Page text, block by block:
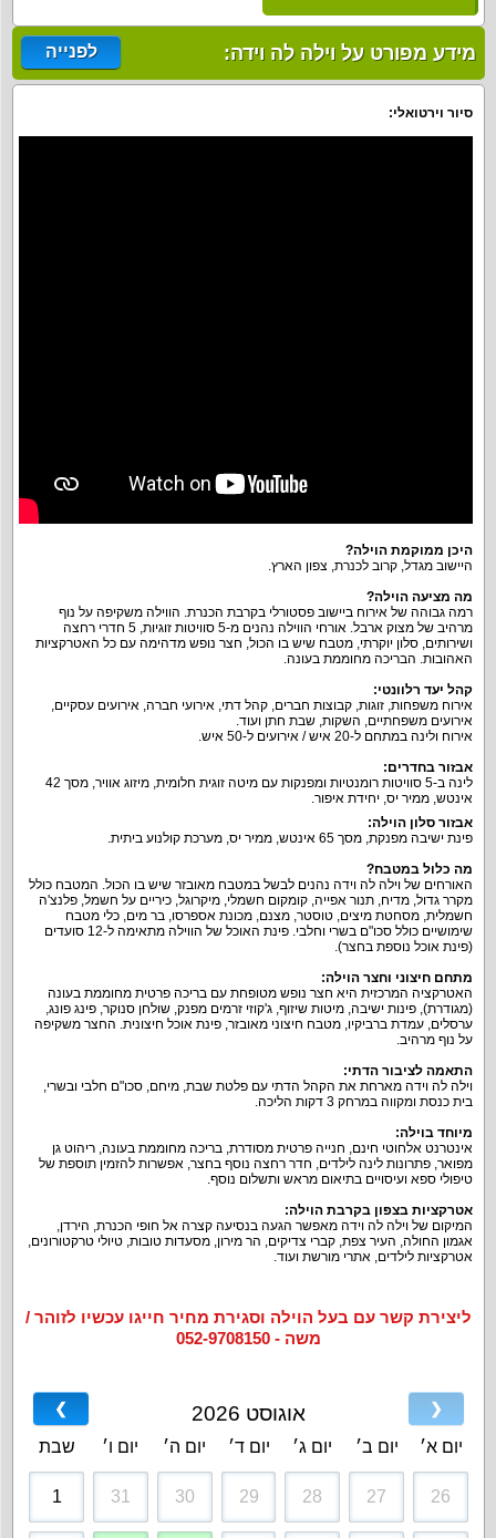
מידע מפורט על וילה לה וידה: לפנייה
סיור וירטואלי:
היכן ממוקמת הוילה?
היישוב מגדל, קרוב לכנרת, צפון הארץ.
מה מציעה הוילה?
רמה גבוהה של אירוח ביישוב פסטורלי בקרבת הכנרת. הווילה משקיפה על נוף
מרהיב של מצוק ארבל. אורחי הווילה נהנים מ-5 סוויטות זוגיות, 5 חדרי רחצה
ושירותים, סלון יוקרתי, מטבח שיש בו הכול, חצר נופש מדהימה עם כל האטרקציות
האהובות. הבריכה מחוממת בעונה.
קהל יעד רלוונטי:
אירוח משפחות, זוגות, קבוצות חברים, קהל דתי, אירועי חברה, אירועים עסקיים,
אירועים משפחתיים, השקות, שבת חתן ועוד.
אירוח ולינה במתחם ל-20 איש / אירועים ל-50 איש.
אבזור בחדרים:
לינה ב-5 סוויטות רומנטיות ומפנקות עם מיטה זוגית חלומית, מיזוג אוויר, מסך 42
אינטש, ממיר יס, יחידת איפור.
אבזור סלון הוילה:
פינת ישיבה מפנקת, מסך 65 אינטש, ממיר יס, מערכת קולנוע ביתית.
מה כלול במטבח?
האורחים של וילה לה וידה נהנים לבשל במטבח מאובזר שיש בו הכול. המטבח כולל
מקרר גדול, מדיח, תנור אפייה, קומקום חשמלי, מיקרוגל, כיריים על חשמל, פלנצ'ה
חשמלית, מסחטת מיצים, טוסטר, מצנם, מכונת אספרסו, בר מים, כלי מטבח
שימושיים כולל סכו"ם בשרי וחלבי. פינת האוכל של הווילה מתאימה ל-12 סועדים
(פינת אוכל נוספת בחצר).
מתחם חיצוני וחצר הוילה:
האטרקציה המרכזית היא חצר נופש מטופחת עם בריכה פרטית מחוממת בעונה
(מגודרת), פינות ישיבה, מיטות שיזוף, ג'קוזי זרמים מפנק, שולחן סנוקר, פינג פונג,
ערסלים, עמדת ברביקיו, מטבח חיצוני מאובזר, פינת אוכל חיצונית. החצר משקיפה
על נוף מרהיב.
התאמה לציבור הדתי:
וילה לה וידה מארחת את הקהל הדתי עם פלטת שבת, מיחם, סכו"ם חלבי ובשרי,
בית כנסת ומקווה במרחק 3 דקות הליכה.
מיוחד בוילה:
אינטרנט אלחוטי חינם, חנייה פרטית מסודרת, בריכה מחוממת בעונה, ריהוט גן
מפואר, פתרונות לינה לילדים, חדר רחצה נוסף בחצר, אפשרות להזמין תוספת של
טיפולי ספא ועיסויים בתיאום מראש ותשלום נוסף.
אטרקציות בצפון בקרבת הוילה:
המיקום של וילה לה וידה מאפשר הגעה בנסיעה קצרה אל חופי הכנרת, הירדן,
אגמון החולה, העיר צפת, קברי צדיקים, הר מירון, מסעדות טובות, טיולי טרקטורונים,
אטרקציות לילדים, אתרי מורשת ועוד.
ליצירת קשר עם בעל הוילה וסגירת מחיר חייגו עכשיו לזוהר /
משה - 052-9708150
אוגוסט 2026
יום א׳ יום ב׳ יום ג׳ יום ד׳ יום ה׳ יום ו׳ שבת
26
27
28
29
30
31
1
❯ ❮